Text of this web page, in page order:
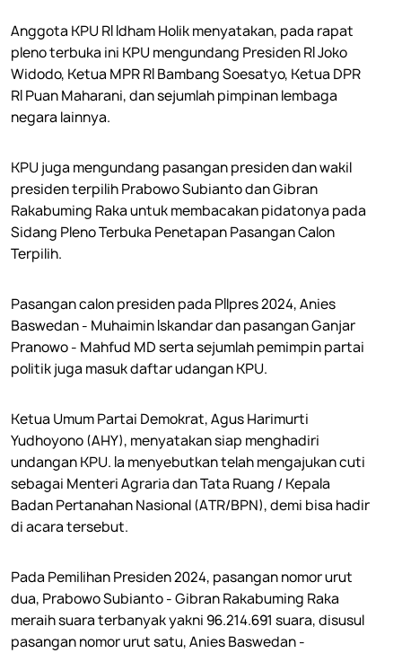
Anggota KPU RI Idham Holik menyatakan, pada rapat
pleno terbuka ini KPU mengundang Presiden RI Joko
Widodo, Ketua MPR RI Bambang Soesatyo, Ketua DPR
RI Puan Maharani, dan sejumlah pimpinan lembaga
negara lainnya.
KPU juga mengundang pasangan presiden dan wakil
presiden terpilih Prabowo Subianto dan Gibran
Rakabuming Raka untuk membacakan pidatonya pada
Sidang Pleno Terbuka Penetapan Pasangan Calon
Terpilih.
Pasangan calon presiden pada PIlpres 2024, Anies
Baswedan - Muhaimin Iskandar dan pasangan Ganjar
Pranowo - Mahfud MD serta sejumlah pemimpin partai
politik juga masuk daftar udangan KPU.
Ketua Umum Partai Demokrat, Agus Harimurti
Yudhoyono (AHY), menyatakan siap menghadiri
undangan KPU. Ia menyebutkan telah mengajukan cuti
sebagai Menteri Agraria dan Tata Ruang / Kepala
Badan Pertanahan Nasional (ATR/BPN), demi bisa hadir
di acara tersebut.
Pada Pemilihan Presiden 2024, pasangan nomor urut
dua, Prabowo Subianto - Gibran Rakabuming Raka
meraih suara terbanyak yakni 96.214.691 suara, disusul
pasangan nomor urut satu, Anies Baswedan -